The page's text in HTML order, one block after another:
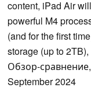
content, iPad Air
powerful M4
(and for the first
storage (up to
Обзор-
September 2024